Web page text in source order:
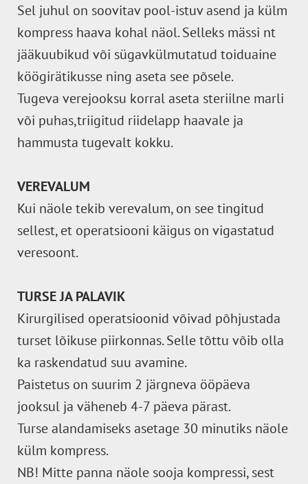
Sel juhul on soovitav pool-istuv asend ja külm
kompress haava kohal näol. Selleks mässi nt
jääkuubikud või sügavkülmutatud toiduaine
köögirätikusse ning aseta see põsele.
Tugeva verejooksu korral aseta steriilne marli
või puhas,triigitud riidelapp haavale ja
hammusta tugevalt kokku.
VEREVALUM
Kui näole tekib verevalum, on see tingitud
sellest, et operatsiooni käigus on vigastatud
veresoont.
TURSE JA PALAVIK
Kirurgilised operatsioonid võivad põhjustada
turset lõikuse piirkonnas. Selle tõttu võib olla
ka raskendatud suu avamine.
Paistetus on suurim 2 järgneva ööpäeva
jooksul ja väheneb 4-7 päeva pärast.
Turse alandamiseks asetage 30 minutiks näole
külm kompress.
NB! Mitte panna näole sooja kompressi, sest